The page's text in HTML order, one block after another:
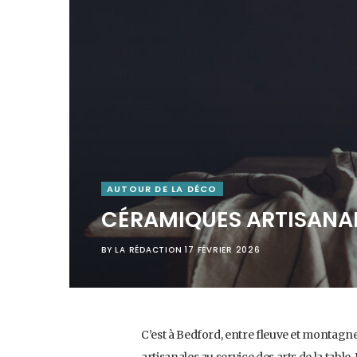
AUTOUR DE LA DÉCO
CÉRAMIQUES
BY LA RÉDACTION 17 FÉVRIER 2026
C’est à Bedford, entre fleuve et